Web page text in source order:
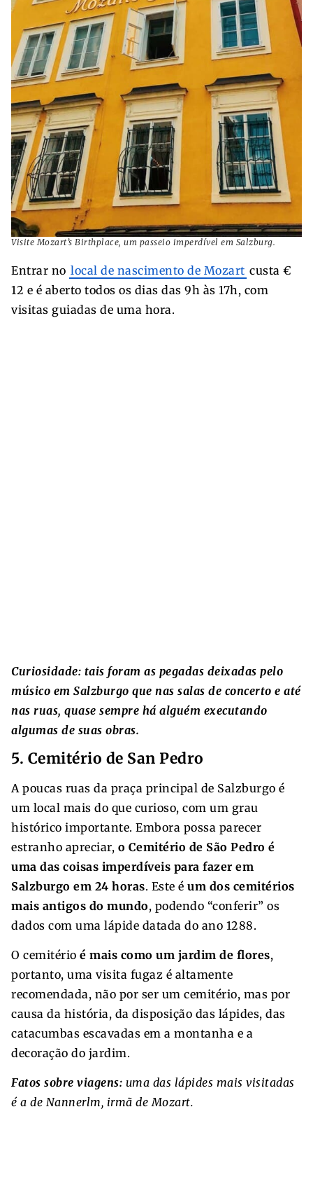
Visite Mozart’s Birthplace, um passeio imperdível em Salzburg.
Entrar no local de nascimento de Mozart custa €
12 e é aberto todos os dias das 9h às 17h, com
visitas guiadas de uma hora.
Curiosidade: tais foram as pegadas deixadas pelo
músico em Salzburgo que nas salas de concerto e até
nas ruas, quase sempre há alguém executando
algumas de suas obras.
5. Cemitério de San Pedro
A poucas ruas da praça principal de Salzburgo é
um local mais do que curioso, com um grau
histórico importante. Embora possa parecer
estranho apreciar, o Cemitério de São Pedro é
uma das coisas imperdíveis para fazer em
Salzburgo em 24 horas. Este é um dos cemitérios
mais antigos do mundo, podendo “conferir” os
dados com uma lápide datada do ano 1288.
O cemitério é mais como um jardim de flores,
portanto, uma visita fugaz é altamente
recomendada, não por ser um cemitério, mas por
causa da história, da disposição das lápides, das
catacumbas escavadas em a montanha e a
decoração do jardim.
Fatos sobre viagens: uma das lápides mais visitadas
é a de Nannerlm, irmã de Mozart.